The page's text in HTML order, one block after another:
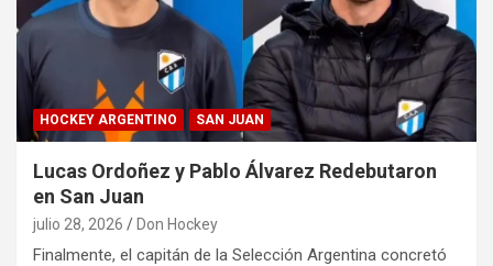
HOCKEY ARGENTINO SAN JUAN
Lucas Ordoñez y Pablo Álvarez Redebutaron
en San Juan
julio 28, 2026 Don Hockey
Finalmente, el capitán de la Selección Argentina concretó